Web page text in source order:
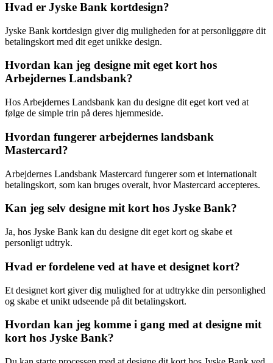
Hvad er Jyske Bank kortdesign?
Jyske Bank kortdesign giver dig muligheden for at personliggøre dit
betalingskort med dit eget unikke design.
Hvordan kan jeg designe mit eget kort hos
Arbejdernes Landsbank?
Hos Arbejdernes Landsbank kan du designe dit eget kort ved at
følge de simple trin på deres hjemmeside.
Hvordan fungerer arbejdernes landsbank
Mastercard?
Arbejdernes Landsbank Mastercard fungerer som et internationalt
betalingskort, som kan bruges overalt, hvor Mastercard accepteres.
Kan jeg selv designe mit kort hos Jyske Bank?
Ja, hos Jyske Bank kan du designe dit eget kort og skabe et
personligt udtryk.
Hvad er fordelene ved at have et designet kort?
Et designet kort giver dig mulighed for at udtrykke din personlighed
og skabe et unikt udseende på dit betalingskort.
Hvordan kan jeg komme i gang med at designe mit
kort hos Jyske Bank?